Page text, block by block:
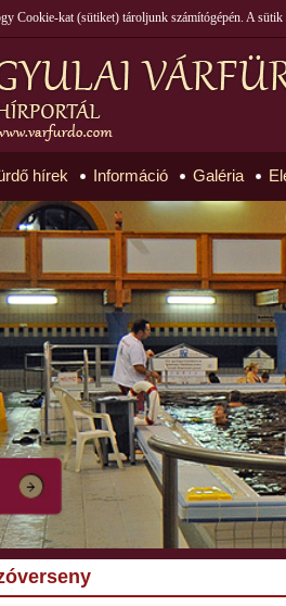
Cookie-kat (sütiket) tároljunk számítógépén. A
hírek Információ Galéria